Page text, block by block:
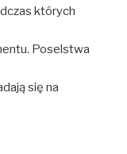
których
Poselstwa
się na